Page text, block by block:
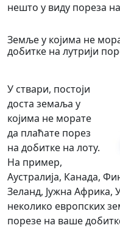
нешто у виду пореза
Земље у којима не
добитке на лутрији
У ствари, постоји
доста земаља у
којима не морате
да плаћате порез
на добитке на лоту.
На пример,
Аустралија, Канада,
Зеланд, Јужна Африка,
неколико европских
порезе на ваше